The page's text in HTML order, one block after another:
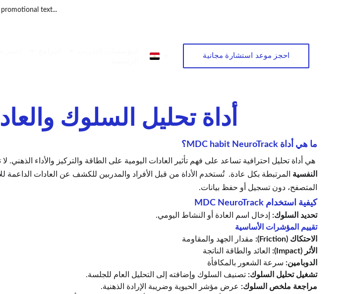
text...
احجز موعد استشارة مجانية
أداة تحليل السلوك
ما هي أداة MDC habit NeuroTrack؟
النفسية المرتبطة بكل عادة.  تُستخدم الأداة من قبل الأفراد والمدربين للكشف عن العادات الداعمة
المتصفح، دون تسجيل أو حفظ بيانات.
كيفية استخدام MDC NeuroTrack
تحديد السلوك: إدخال اسم العادة أو النشاط اليومي.
تقييم المؤشرات الأساسية
الاحتكاك (Friction):
مقدار الجهد والمقاومة
الأثر (Impact):
العائد والطاقة الناتجة
الدوبامين: سرعة الشعور بالمكافأة
تشغيل تحليل السلوك: تصنيف السلوك وإضافته إلى التحليل العام للجلسة.
مراجعة ملخص السلوك: عرض مؤشر الحيوية وضريبة الإرادة الذهنية.